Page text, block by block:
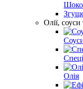
Олії,
Олія